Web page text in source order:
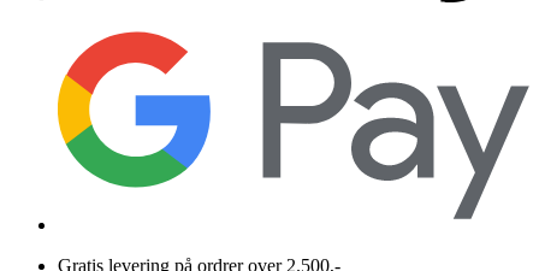
Gratis levering på ordrer over 2.500,-